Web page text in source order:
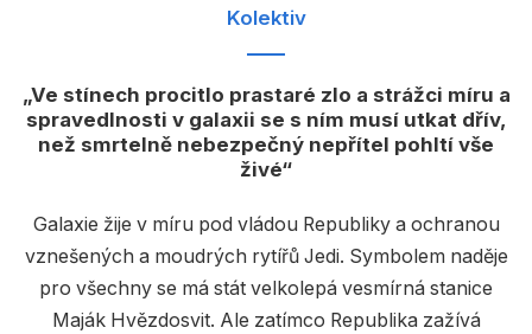
Poezie
Populárně - naučná pro dospělé
Předškoláci
Příroda a zahrada
Kolektiv
Ve stínech procitlo prastaré zlo a strážci míru a
spravedlnosti v galaxii se s ním musí utkat dřív,
než smrtelně nebezpečný nepřítel pohltí vše
živé
Galaxie žije v míru pod vládou Republiky a ochranou
vznešených a moudrých rytířů Jedi. Symbolem naděje
pro všechny se má stát velkolepá vesmírná stanice
Maják Hvězdosvit. Ale zatímco Republika zažívá